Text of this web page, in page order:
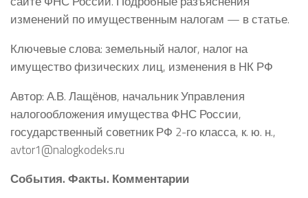
изменений по имущественным налогам — в статье.
Ключевые слова: земельный налог, налог на
имущество физических лиц, изменения в НК РФ
Автор: А.В. Лащёнов, начальник Управления
налогообложения имущества ФНС России,
государственный советник РФ 2-го класса, к. ю. н.,
avtor1@nalogkodeks.ru
События. Факты. Комментарии